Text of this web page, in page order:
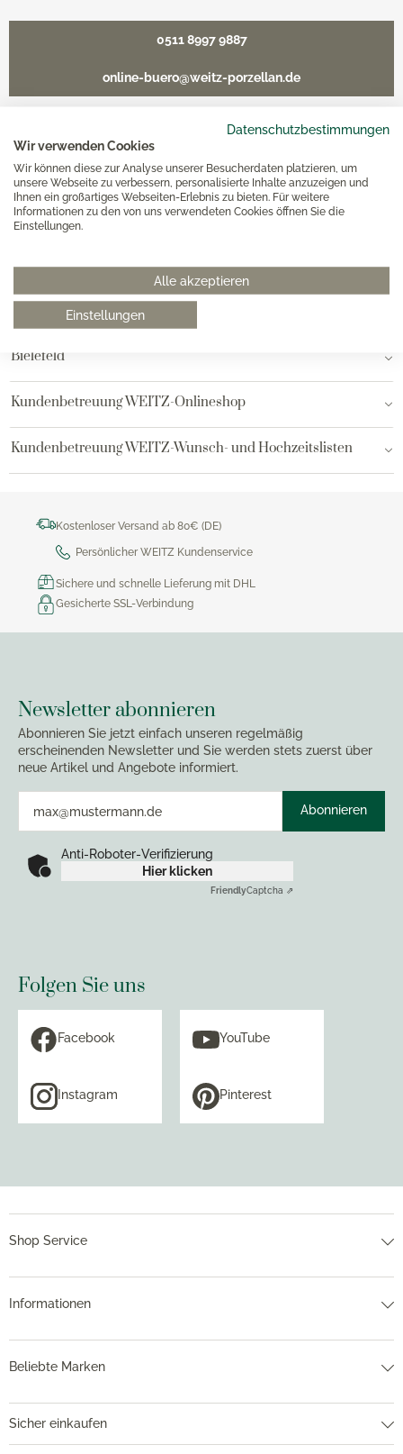
Datenschutzbestimmungen
Wir verwenden Cookies
Wir können diese zur Analyse unserer Besucherdaten platzieren, um
unsere Webseite zu verbessern, personalisierte Inhalte anzuzeigen und
Ihnen ein großartiges Webseiten-Erlebnis zu bieten. Für weitere
Informationen zu den von uns verwendeten Cookies öffnen Sie die
Einstellungen.
Alle akzeptieren
Einstellungen
0511 8997 9887
online-buero@weitz-porzellan.de
Unsere Häuser
Hannover
Hamburg am Neuen Wall
Hamburg AEZ
Bielefeld
Kundenbetreuung WEITZ-Onlineshop
Kundenbetreuung WEITZ-Wunsch- und Hochzeitslisten
Kostenloser Versand ab 80€ (DE)
Persönlicher WEITZ Kundenservice
Sichere und schnelle Lieferung mit DHL
Gesicherte SSL-Verbindung
Newsletter abonnieren
Abonnieren Sie jetzt einfach unseren regelmäßig
erscheinenden Newsletter und Sie werden stets zuerst über
neue Artikel und Angebote informiert.
Abonnieren
Anti-Roboter-Verifizierung
Hier klicken
FriendlyCaptcha ⇗
Folgen Sie uns
Facebook YouTube
Instagram Pinterest
Shop Service
Informationen
Beliebte Marken
Sicher einkaufen